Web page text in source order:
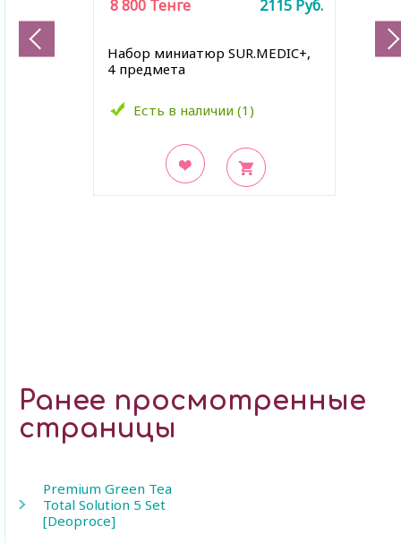
Набор миниатюр SUR.MEDIC+,
4 предмета
Есть в наличии (1)
8 800 Тенге 2115 Руб.
Ранее просмотренные
страницы
Premium Green Tea
Total Solution 5 Set
[Deoproce]